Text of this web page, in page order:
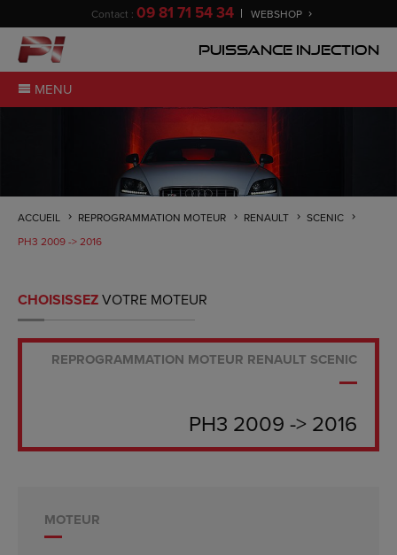
Contact : 09 81 71 54 34 WEBSHOP
Puissance Injection
MENU
ACCUEIL REPROGRAMMATION MOTEUR RENAULT
SCENIC
PH3 2009 -> 2016
CHOISISSEZVOTRE MOTEUR
REPROGRAMMATION MOTEUR RENAULT SCENIC
PH3 2009 -> 2016
MOTEUR